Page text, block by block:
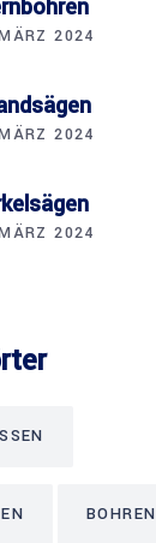
2024
2024
2024
BOHREN